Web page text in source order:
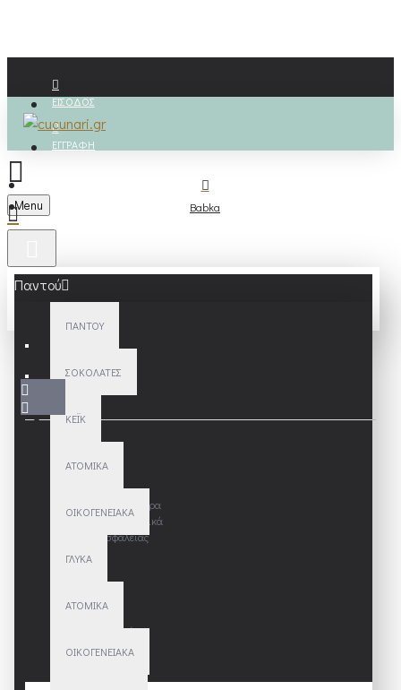
ΕΊΣΟΔΟΣ
ΕΓΓΡΑΦΉ
Menu
Παντού
ΠΑΝΤΟΎ
ΣΟΚΟΛΆΤΕΣ
ΚΈΙΚ
ΑΤΟΜΙΚΆ
ΟΙΚΟΓΕΝΕΙΑΚΆ
ΓΛΥΚΆ
ΑΤΟΜΙΚΆ
ΟΙΚΟΓΕΝΕΙΑΚΆ
Babka
Ασφαλείς Με τα καλύτερα
χαρακτηριστικά
ασφαλείας
Μόνο
εντός